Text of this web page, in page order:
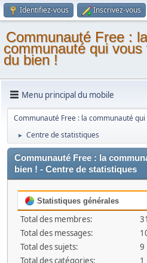
Identifiez-vous Inscrivez-vous
Communauté Free : la
communauté qui vous
du bien !
Menu principal du mobile
Communauté Free : la communauté
► Centre de statistiques
Communauté Free : la
bien ! - Centre de statistiques
Statistiques générales
Total des membres:
31
Total des messages:
Total des sujets:
9
Total des catégories:
1